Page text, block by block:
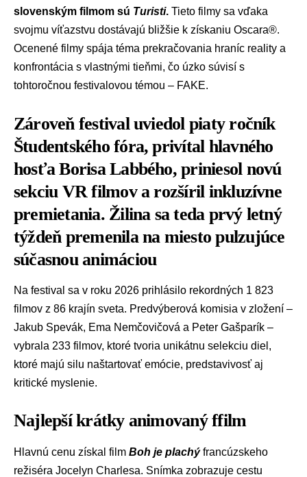
slovenským filmom sú Turisti. Tieto filmy sa vďaka
svojmu víťazstvu dostávajú bližšie k získaniu Oscara®.
Ocenené filmy spája téma prekračovania hraníc reality a
konfrontácia s vlastnými tieňmi, čo úzko súvisí s
tohtoročnou festivalovou témou – FAKE.
Zároveň festival uviedol piaty ročník
Študentského fóra, privítal hlavného
hosťa Borisa Labbého, priniesol novú
sekciu VR filmov a rozšíril inkluzívne
premietania. Žilina sa teda prvý letný
týždeň premenila na miesto pulzujúce
súčasnou animáciou
Na festival sa v roku 2026 prihlásilo rekordných 1 823
filmov z 86 krajín sveta. Predvýberová komisia v zložení –
Jakub Spevák, Ema Nemčovičová a Peter Gašparík –
vybrala 233 filmov, ktoré tvoria unikátnu selekciu diel,
ktoré majú silu naštartovať emócie, predstavivosť aj
kritické myslenie.
Najlepší krátky animovaný ffilm
Hlavnú cenu získal film Boh je plachýfrancúzskeho
režiséra Jocelyn Charlesa. Snímka zobrazuje cestu